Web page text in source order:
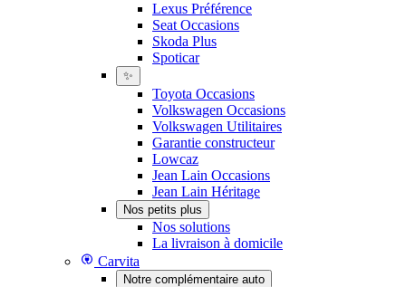
Lexus Préférence
Seat Occasions
Skoda Plus
Spoticar
✨
Toyota Occasions
Volkswagen Occasions
Volkswagen Utilitaires
Garantie constructeur
Lowcaz
Jean Lain Occasions
Jean Lain Héritage
Nos petits plus
Nos solutions
La livraison à domicile
Carvita
Notre complémentaire auto